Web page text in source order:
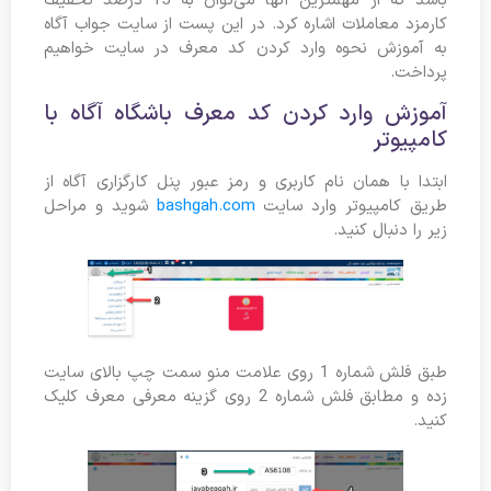
کارمزد معاملات اشاره کرد. در این پست از سایت جواب آگاه
به آموزش نحوه وارد کردن کد معرف در سایت خواهیم
پرداخت.
آموزش وارد کردن کد معرف باشگاه آگاه با
کامپیوتر
ابتدا با همان نام کاربری و رمز عبور پنل کارگزاری آگاه از
طریق کامپیوتر وارد سایت bashgah.com شوید و مراحل
زیر را دنبال کنید.
طبق فلش شماره 1 روی علامت منو سمت چپ بالای سایت
زده و مطابق فلش شماره 2 روی گزینه معرفی معرف کلیک
کنید.